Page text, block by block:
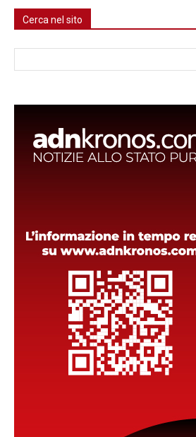
Cerca nel sito